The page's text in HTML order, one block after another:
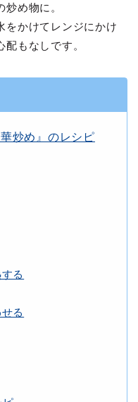
め物に。
をかけてレンジにかけ
もなしです。
炒め』のレシピ
る
る